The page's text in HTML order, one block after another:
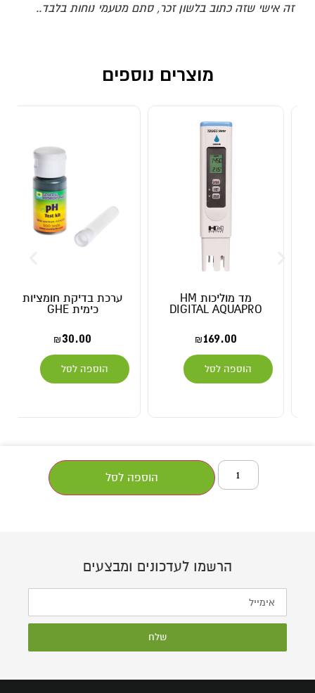
זה אישי שזה כתוב בלשון זכר, סתם מטעמי נוחות בלבד..
מוצרים נוספים
מד מוליכות HM
DIGITAL AQUAPRO
₪169.00
הוספה לסל
ערכת בדיקת חומציות
כימית GHE
₪30.00
הוספה לסל
הוספה לסל
הרשמו לעדכונים ומבצעים
שלח